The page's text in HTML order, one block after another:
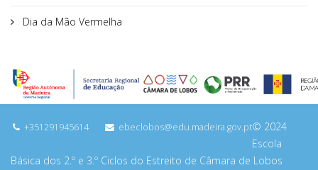
Dia da Mão Vermelha
+351291945614 ebeclobos@edu.madeira.gov.pt© 2024
Escola
Básica dos 2.º e 3.º Ciclos do Estreito de Câmara de Lobos